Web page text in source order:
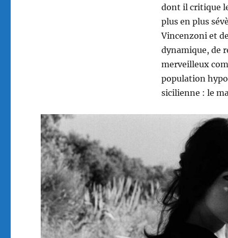
dont il critique
plus en plus
Vincenzoni et
dynamique, de
merveilleux
population
sicilienne : le